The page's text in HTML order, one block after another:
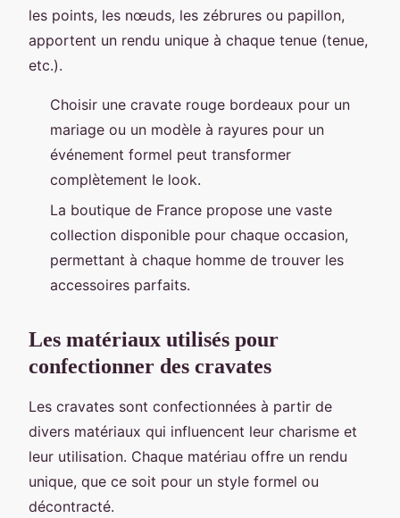
les points, les nœuds, les zébrures ou papillon,
apportent un rendu unique à chaque tenue (tenue,
etc.).
Choisir une cravate rouge bordeaux pour un
mariage ou un modèle à rayures pour un
événement formel peut transformer
complètement le look.
La boutique de France propose une vaste
collection disponible pour chaque occasion,
permettant à chaque homme de trouver les
accessoires parfaits.
Les matériaux utilisés pour
confectionner des cravates
Les cravates sont confectionnées à partir de
divers matériaux qui influencent leur charisme et
leur utilisation. Chaque matériau offre un rendu
unique, que ce soit pour un style formel ou
décontracté.